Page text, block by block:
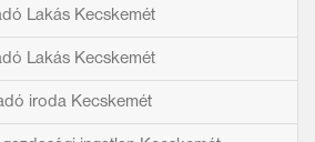
Lakás Kecskemét
Lakás Kecskemét
iroda Kecskemét